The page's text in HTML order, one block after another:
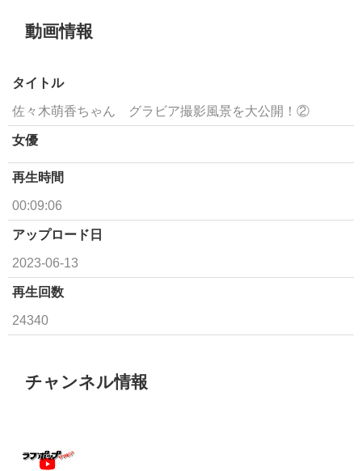
動画情報
タイトル
佐々木萌香ちゃん グラビア撮影風景を大公開！②
女優
再生時間
00:09:06
アップロード日
2023-06-13
再生回数
24340
チャンネル情報